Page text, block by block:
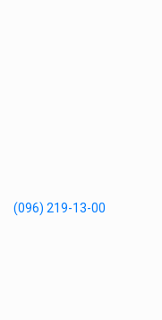
(096) 219-13-00